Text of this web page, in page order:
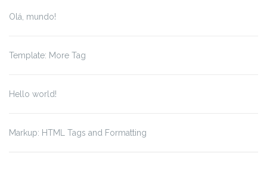
Olá, mundo!
Template: More Tag
Hello world!
Markup: HTML Tags and Formatting